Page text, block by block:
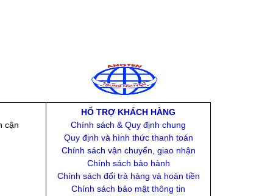
cận
HỔ TRỢ KHÁCH HÀNG
Chính sách & Quy định chung
Quy định và hình thức thanh toán
Chính sách vận chuyển, giao nhận
Chính sách bảo hành
Chính sách đổi trả hàng và hoàn tiền
Chính sách bảo mật thông tin